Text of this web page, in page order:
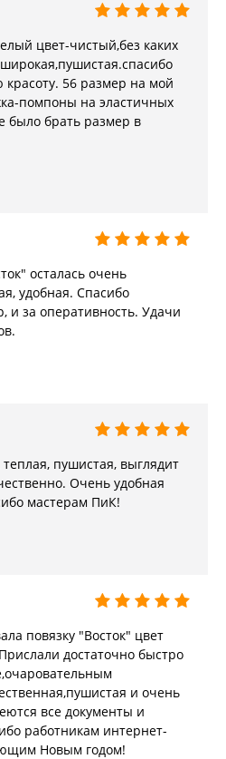
цвет-чистый,без каких
56 размер на мой
помпоны на эластичных
было брать размер в
осталась очень
удобная. Спасибо
и за оперативность. Удачи
пушистая, выглядит
Очень удобная
мастерам ПиК!
повязку "Восток" цвет
достаточно быстро
и очень
все документы и
работникам интернет-
Новым годом!